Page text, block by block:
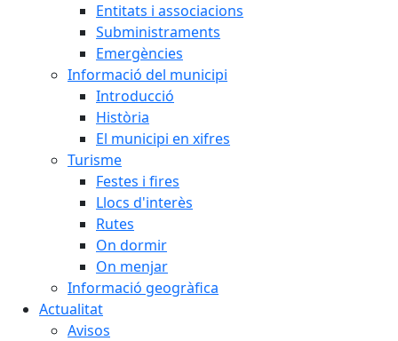
Entitats i associacions
Subministraments
Emergències
Informació del municipi
Introducció
Història
El municipi en xifres
Turisme
Festes i fires
Llocs d'interès
Rutes
On dormir
On menjar
Informació geogràfica
Actualitat
Avisos